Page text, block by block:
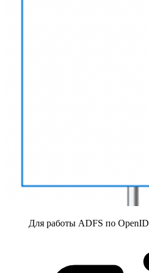
Для работы ADFS по OpenID